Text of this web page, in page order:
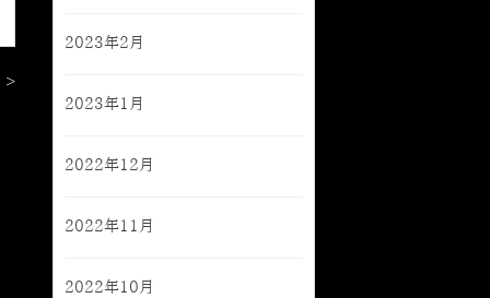
>
2023年2月
2023年1月
2022年12月
2022年11月
2022年10月